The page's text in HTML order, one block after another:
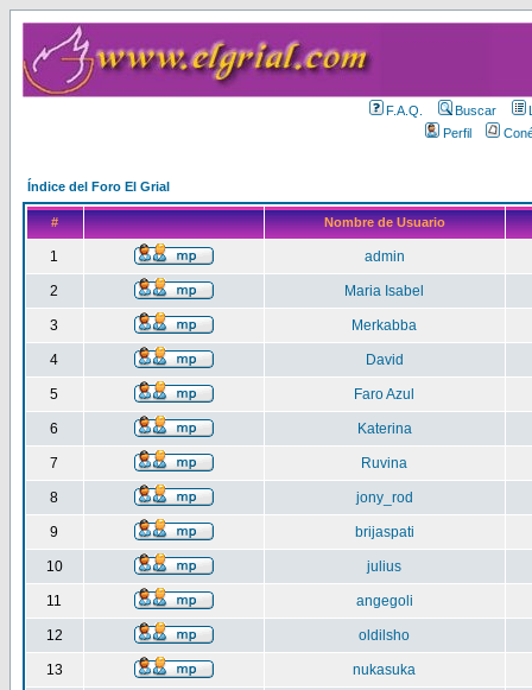
F.A.Q. Buscar
Perfil
Índice del Foro El Grial
# Nombre de Usuario
1 admin
2 Maria Isabel
3 Merkabba
4 David
5 Faro Azul
6 Katerina
7 Ruvina
8 jony_rod
9 brijaspati
10 julius
11 angegoli
12 oldilsho
13 nukasuka